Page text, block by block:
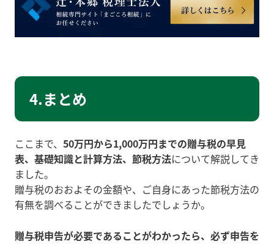
4.まとめ
ここまで、 50万円から1,000万円までの贈与税の早見
表、基礎知識と計算方法、節税方法について解説してき
ました。
贈与税のおおよその金額や、ご自身にあった節税方法の
有無を調べることができましたでしょうか。
贈与税申告が必要であることがわかったら、必ず申告を